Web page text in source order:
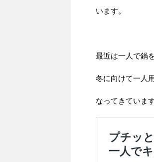
います。
最近は一人で鍋
冬に向けて一人
なってきています